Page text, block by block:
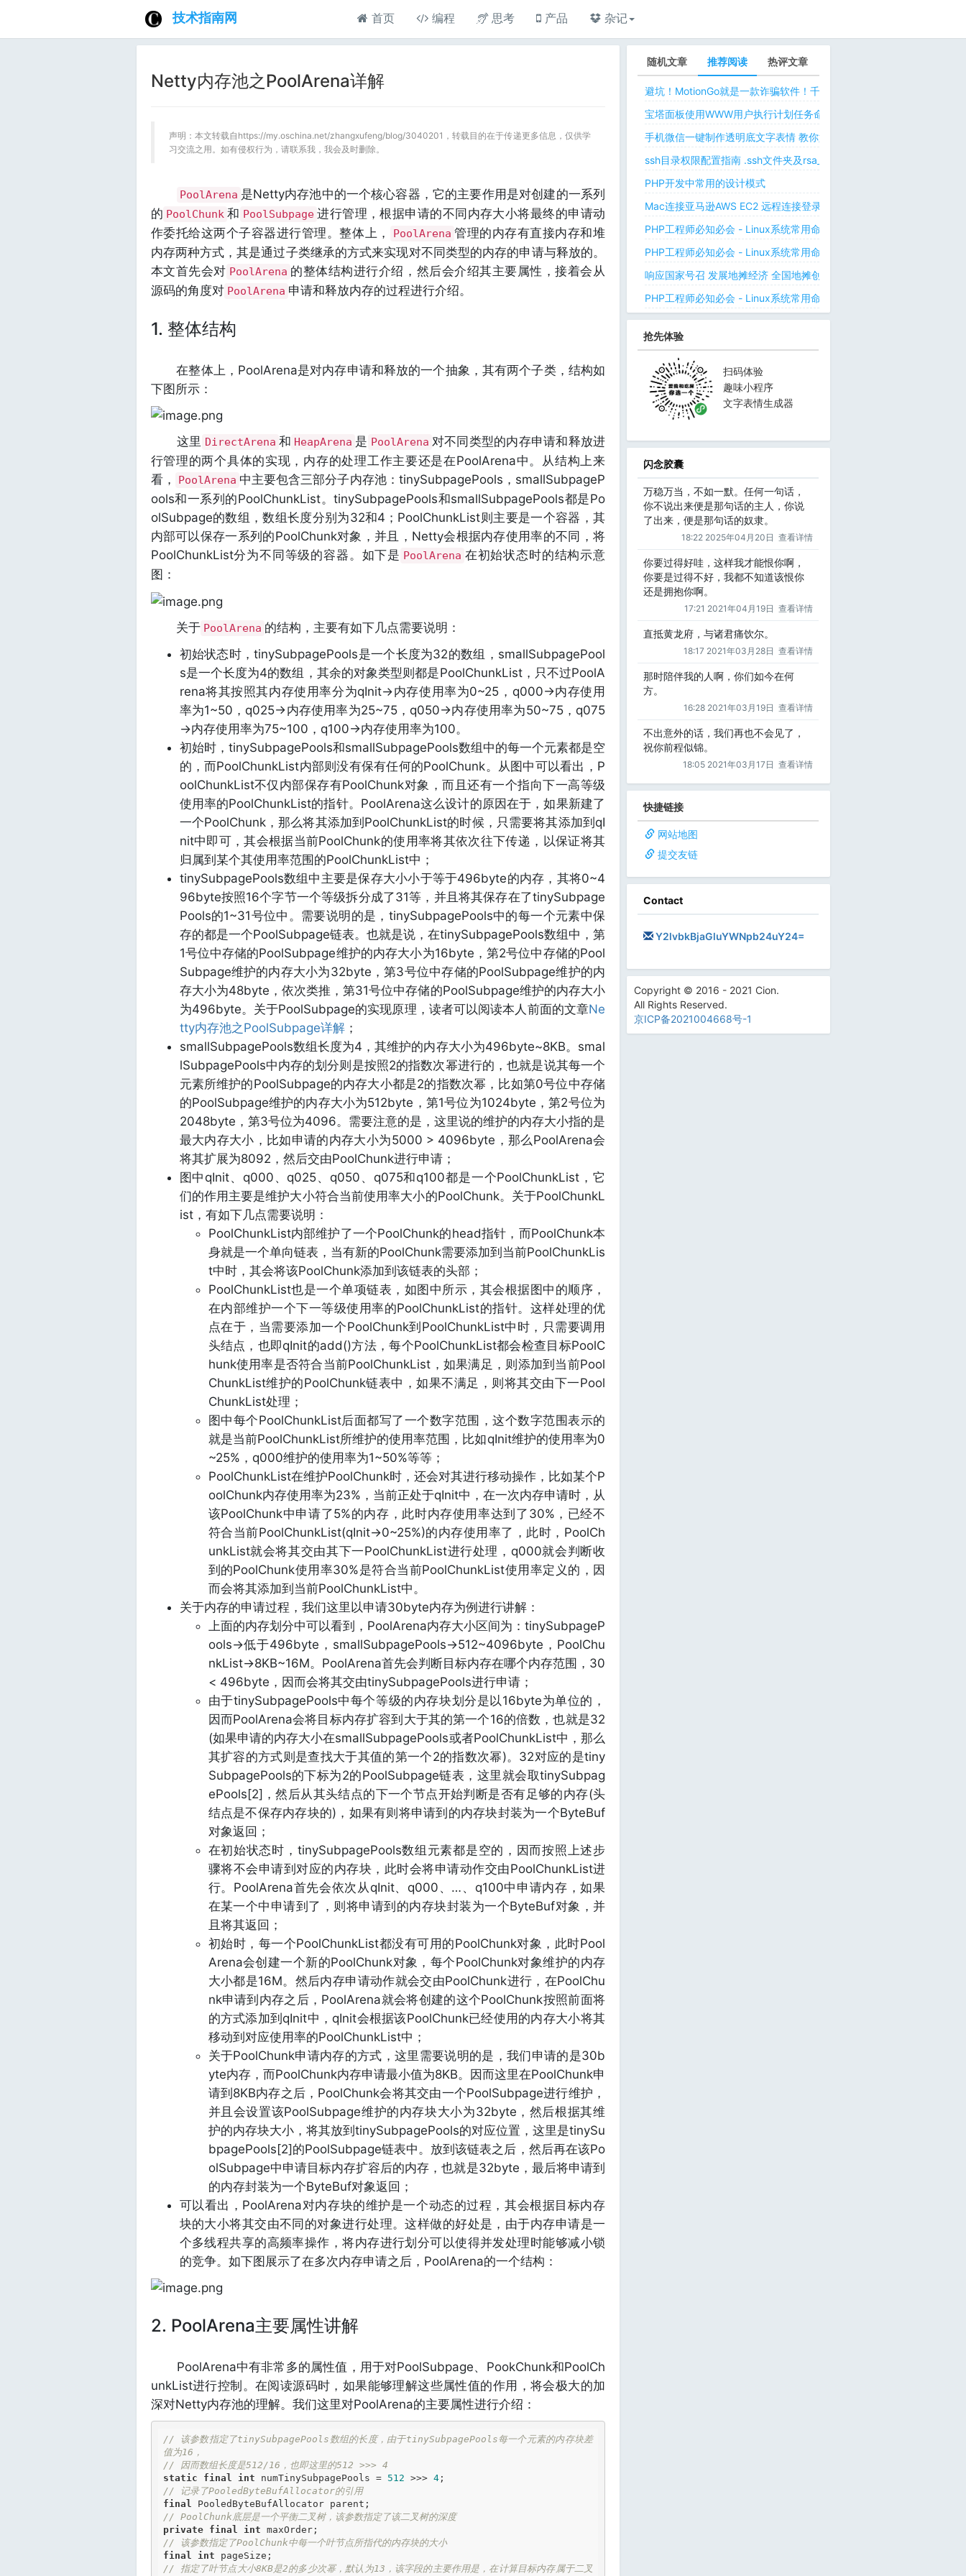
技术指南网 首页 编程 思考 产品 杂记
Netty内存池之PoolArena详解
声明：本文转载自https://my.oschina.net/zhangxufeng/blog/3040201，转载目的在于传递更多信息，仅供学
习交流之用。如有侵权行为，请联系我，我会及时删除。
PoolArena 是Netty内存池中的一个核心容器，它的主要作用是对创建的一系列
的 PoolChunk 和 PoolSubpage 进行管理，根据申请的不同内存大小将最终的申请动
作委托给这两个子容器进行管理。整体上，
PoolArena 管理的内存有直接内存和堆
内存两种方式，其是通过子类继承的方式来实现对不同类型的内存的申请与释放的。
本文首先会对 PoolArena 的整体结构进行介绍，然后会介绍其主要属性，接着会从
源码的角度对 PoolArena 申请和释放内存的过程进行介绍。
1. 整体结构
在整体上，PoolArena是对内存申请和释放的一个抽象，其有两个子类，结构如
下图所示：
这里 DirectArena 和 HeapArena 是 PoolArena 对不同类型的内存申请和释放进
行管理的两个具体的实现，内存的处理工作主要还是在PoolArena中。从结构上来
看，
PoolArena 中主要包含三部分子内存池：tinySubpagePools，smallSubpageP
ools和一系列的PoolChunkList。tinySubpagePools和smallSubpagePools都是Po
olSubpage的数组，数组长度分别为32和4；PoolChunkList则主要是一个容器，其
内部可以保存一系列的PoolChunk对象，并且，Netty会根据内存使用率的不同，将
PoolChunkList分为不同等级的容器。如下是 PoolArena 在初始状态时的结构示意
图：
关于 PoolArena 的结构，主要有如下几点需要说明：
初始状态时，tinySubpagePools是一个长度为32的数组，smallSubpagePool
s是一个长度为4的数组，其余的对象类型则都是PoolChunkList，只不过PoolA
rena将其按照其内存使用率分为qInit->内存使用率为0~25，q000->内存使用
率为1~50，q025->内存使用率为25~75，q050->内存使用率为50~75，q075
->内存使用率为75~100，q100->内存使用率为100。
初始时，tinySubpagePools和smallSubpagePools数组中的每一个元素都是空
的，而PoolChunkList内部则没有保有任何的PoolChunk。从图中可以看出，P
oolChunkList不仅内部保存有PoolChunk对象，而且还有一个指向下一高等级
使用率的PoolChunkList的指针。PoolArena这么设计的原因在于，如果新建了
一个PoolChunk，那么将其添加到PoolChunkList的时候，只需要将其添加到qI
nit中即可，其会根据当前PoolChunk的使用率将其依次往下传递，以保证将其
归属到某个其使用率范围的PoolChunkList中；
tinySubpagePools数组中主要是保存大小小于等于496byte的内存，其将0~4
96byte按照16个字节一个等级拆分成了31等，并且将其保存在了tinySubpage
Pools的1~31号位中。需要说明的是，tinySubpagePools中的每一个元素中保
存的都是一个PoolSubpage链表。也就是说，在tinySubpagePools数组中，第
1号位中存储的PoolSubpage维护的内存大小为16byte，第2号位中存储的Pool
Subpage维护的内存大小为32byte，第3号位中存储的PoolSubpage维护的内
存大小为48byte，依次类推，第31号位中存储的PoolSubpage维护的内存大小
为496byte。关于PoolSubpage的实现原理，读者可以阅读本人前面的文章Ne
tty内存池之PoolSubpage详解；
smallSubpagePools数组长度为4，其维护的内存大小为496byte~8KB。smal
lSubpagePools中内存的划分则是按照2的指数次幂进行的，也就是说其每一个
元素所维护的PoolSubpage的内存大小都是2的指数次幂，比如第0号位中存储
的PoolSubpage维护的内存大小为512byte，第1号位为1024byte，第2号位为
2048byte，第3号位为4096。需要注意的是，这里说的维护的内存大小指的是
最大内存大小，比如申请的内存大小为5000 > 4096byte，那么PoolArena会
将其扩展为8092，然后交由PoolChunk进行申请；
图中qInit、q000、q025、q050、q075和q100都是一个PoolChunkList，它
们的作用主要是维护大小符合当前使用率大小的PoolChunk。关于PoolChunkL
ist，有如下几点需要说明：
PoolChunkList内部维护了一个PoolChunk的head指针，而PoolChunk本
身就是一个单向链表，当有新的PoolChunk需要添加到当前PoolChunkLis
t中时，其会将该PoolChunk添加到该链表的头部；
PoolChunkList也是一个单项链表，如图中所示，其会根据图中的顺序，
在内部维护一个下一等级使用率的PoolChunkList的指针。这样处理的优
点在于，当需要添加一个PoolChunk到PoolChunkList中时，只需要调用
头结点，也即qInit的add()方法，每个PoolChunkList都会检查目标PoolC
hunk使用率是否符合当前PoolChunkList，如果满足，则添加到当前Pool
ChunkList维护的PoolChunk链表中，如果不满足，则将其交由下一Pool
ChunkList处理；
图中每个PoolChunkList后面都写了一个数字范围，这个数字范围表示的
就是当前PoolChunkList所维护的使用率范围，比如qInit维护的使用率为0
~25%，q000维护的使用率为1~50%等等；
PoolChunkList在维护PoolChunk时，还会对其进行移动操作，比如某个P
oolChunk内存使用率为23%，当前正处于qInit中，在一次内存申请时，从
该PoolChunk中申请了5%的内存，此时内存使用率达到了30%，已经不
符合当前PoolChunkList(qInit->0~25%)的内存使用率了，此时，PoolCh
unkList就会将其交由其下一PoolChunkList进行处理，q000就会判断收
到的PoolChunk使用率30%是符合当前PoolChunkList使用率定义的，因
而会将其添加到当前PoolChunkList中。
关于内存的申请过程，我们这里以申请30byte内存为例进行讲解：
上面的内存划分中可以看到，PoolArena内存大小区间为：tinySubpageP
ools->低于496byte，smallSubpagePools->512~4096byte，PoolChu
nkList->8KB~16M。PoolArena首先会判断目标内存在哪个内存范围，30
< 496byte，因而会将其交由tinySubpagePools进行申请；
由于tinySubpagePools中每个等级的内存块划分是以16byte为单位的，
因而PoolArena会将目标内存扩容到大于其的第一个16的倍数，也就是32
(如果申请的内存大小在smallSubpagePools或者PoolChunkList中，那么
其扩容的方式则是查找大于其值的第一个2的指数次幂)。32对应的是tiny
SubpagePools的下标为2的PoolSubpage链表，这里就会取tinySubpag
ePools[2]，然后从其头结点的下一个节点开始判断是否有足够的内存(头
结点是不保存内存块的)，如果有则将申请到的内存块封装为一个ByteBuf
对象返回；
在初始状态时，tinySubpagePools数组元素都是空的，因而按照上述步
骤将不会申请到对应的内存块，此时会将申请动作交由PoolChunkList进
行。PoolArena首先会依次从qInit、q000、…、q100中申请内存，如果
在某一个中申请到了，则将申请到的内存块封装为一个ByteBuf对象，并
且将其返回；
初始时，每一个PoolChunkList都没有可用的PoolChunk对象，此时Pool
Arena会创建一个新的PoolChunk对象，每个PoolChunk对象维护的内存
大小都是16M。然后内存申请动作就会交由PoolChunk进行，在PoolChu
nk申请到内存之后，PoolArena就会将创建的这个PoolChunk按照前面将
的方式添加到qInit中，qInit会根据该PoolChunk已经使用的内存大小将其
移动到对应使用率的PoolChunkList中；
关于PoolChunk申请内存的方式，这里需要说明的是，我们申请的是30b
yte内存，而PoolChunk内存申请最小值为8KB。因而这里在PoolChunk申
请到8KB内存之后，PoolChunk会将其交由一个PoolSubpage进行维护，
并且会设置该PoolSubpage维护的内存块大小为32byte，然后根据其维
护的内存块大小，将其放到tinySubpagePools的对应位置，这里是tinySu
bpagePools[2]的PoolSubpage链表中。放到该链表之后，然后再在该Po
olSubpage中申请目标内存扩容后的内存，也就是32byte，最后将申请到
的内存封装为一个ByteBuf对象返回；
可以看出，PoolArena对内存块的维护是一个动态的过程，其会根据目标内存
块的大小将其交由不同的对象进行处理。这样做的好处是，由于内存申请是一
个多线程共享的高频率操作，将内存进行划分可以使得并发处理时能够减小锁
的竞争。如下图展示了在多次内存申请之后，PoolArena的一个结构：
2. PoolArena主要属性讲解
PoolArena中有非常多的属性值，用于对PoolSubpage、PookChunk和PoolCh
unkList进行控制。在阅读源码时，如果能够理解这些属性值的作用，将会极大的加
深对Netty内存池的理解。我们这里对PoolArena的主要属性进行介绍：
// 该参数指定了tinySubpagePools数组的长度，由于tinySubpagePools每一个元素的内存块差
值为16，
// 因而数组长度是512/16，也即这里的512 >>> 4
static
final int numTinySubpagePools = 512 >>> 4
// 记录了PooledByteBufAllocator的引用
final
// PoolChunk底层是一个平衡二叉树，该参数指定了该二叉树的深度
private
final int
// 该参数指定了PoolChunk中每一个叶节点所指代的内存块的大小
final
int
// 指定了叶节点大小8KB是2的多少次幂，默认为13，该字段的主要作用是，在计算目标内存属于二叉
随机文章 推荐阅读 热评文章
避坑！MotionGo就是一款诈骗软件！千万不要用ChatPPT，浪费时间！
宝塔面板使用WWW用户执行计划任务命令 解决laravel日志权限问题 宝
手机微信一键制作透明底文字表情 教你如何让微信表情包背景为透明
ssh目录权限配置指南 .ssh文件夹及rsa_id.pub等文件正确权限规则
PHP开发中常用的设计模式
Mac连接亚马逊AWS EC2 远程连接登录不上去 有pem私钥文件依然要
PHP工程师必知必会 - Linux系统常用命令 - Linux中的网络管理命令（
PHP工程师必知必会 - Linux系统常用命令 - Linux中的网络管理命令（
响应国家号召 发展地摊经济 全国地摊创业经验微信交流群
PHP工程师必知必会 - Linux系统常用命令 - Linux 用户和用户组管理
抢先体验
扫码体验
趣味小程序
文字表情生成器
闪念胶囊
万稳万当，不如一默。任何一句话，
你不说出来便是那句话的主人，你说
了出来，便是那句话的奴隶。
18:22 2025年04月20日 查看详情
你要过得好哇，这样我才能恨你啊，
你要是过得不好，我都不知道该恨你
还是拥抱你啊。
17:21 2021年04月19日 查看详情
直抵黄龙府，与诸君痛饮尔。
18:17 2021年03月28日 查看详情
那时陪伴我的人啊，你们如今在何
方。
16:28 2021年03月19日 查看详情
不出意外的话，我们再也不会见了，
祝你前程似锦。
18:05 2021年03月17日 查看详情
快捷链接
网站地图
提交友链
Contact
Y2lvbkBjaGluYWNpb24uY24=
Copyright © 2016 - 2021 Cion.
All Rights Reserved.
京ICP备2021004668号-1